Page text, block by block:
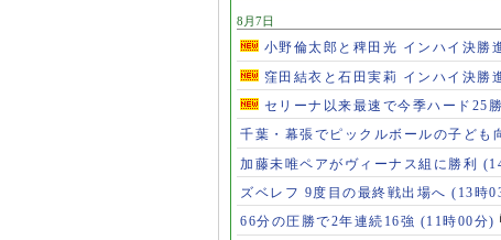
8月7日
小野倫太郎と稗田光 インハイ決勝
窪田結衣と石田実莉 インハイ決勝
セリーナ以来最速で今季ハード25勝
千葉・幕張でピックルボールの子ども
加藤未唯ペアがヴィーナス組に勝利
ズベレフ 9度目の最終戦出場へ (13時
66分の圧勝で2年連続16強 (11時00分)